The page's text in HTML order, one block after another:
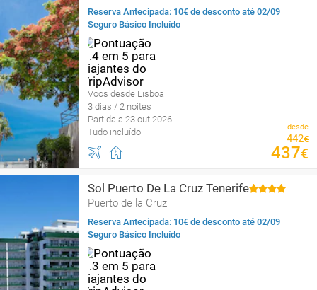
Reserva Antecipada: 10€ de desconto até 02/09
Seguro Básico Incluído
Voos desde Lisboa
3 dias / 2 noites
Partida a 23 out 2026
Tudo incluído
desde
442€
437€
Sol Puerto De La Cruz Tenerife
Puerto de la Cruz
Reserva Antecipada: 10€ de desconto até 02/09
Seguro Básico Incluído